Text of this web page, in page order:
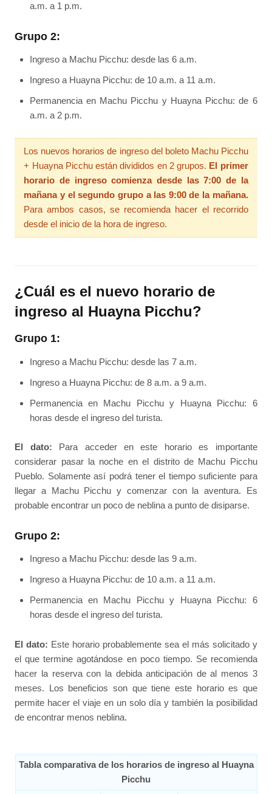
a.m. a 1 p.m.
Grupo 2:
Ingreso a Machu Picchu: desde las 6 a.m.
Ingreso a Huayna Picchu: de 10 a.m. a 11 a.m.
Permanencia en Machu Picchu y Huayna Picchu: de 6
a.m. a 2 p.m.
Los nuevos horarios de ingreso del boleto Machu Picchu
+ Huayna Picchu están divididos en 2 grupos. El primer
horario de ingreso comienza desde las 7:00 de la
mañana y el segundo grupo a las 9:00 de la mañana.
Para ambos casos, se recomienda hacer el recorrido
desde el inicio de la hora de ingreso.
¿Cuál es el nuevo horario de
ingreso al Huayna Picchu?
Grupo 1:
Ingreso a Machu Picchu: desde las 7 a.m.
Ingreso a Huayna Picchu: de 8 a.m. a 9 a.m.
Permanencia en Machu Picchu y Huayna Picchu: 6
horas desde el ingreso del turista.
El dato: Para acceder en este horario es importante
considerar pasar la noche en el distrito de Machu Picchu
Pueblo. Solamente así podrá tener el tiempo suficiente para
llegar a Machu Picchu y comenzar con la aventura. Es
probable encontrar un poco de neblina a punto de disiparse.
Grupo 2:
Ingreso a Machu Picchu: desde las 9 a.m.
Ingreso a Huayna Picchu: de 10 a.m. a 11 a.m.
Permanencia en Machu Picchu y Huayna Picchu: 6
horas desde el ingreso del turista.
El dato: Este horario probablemente sea el más solicitado y
el que termine agotándose en poco tiempo. Se recomienda
hacer la reserva con la debida anticipación de al menos 3
meses. Los beneficios son que tiene este horario es que
permite hacer el viaje en un solo día y también la posibilidad
de encontrar menos neblina.
Tabla comparativa de los horarios de ingreso al Huayna
Picchu